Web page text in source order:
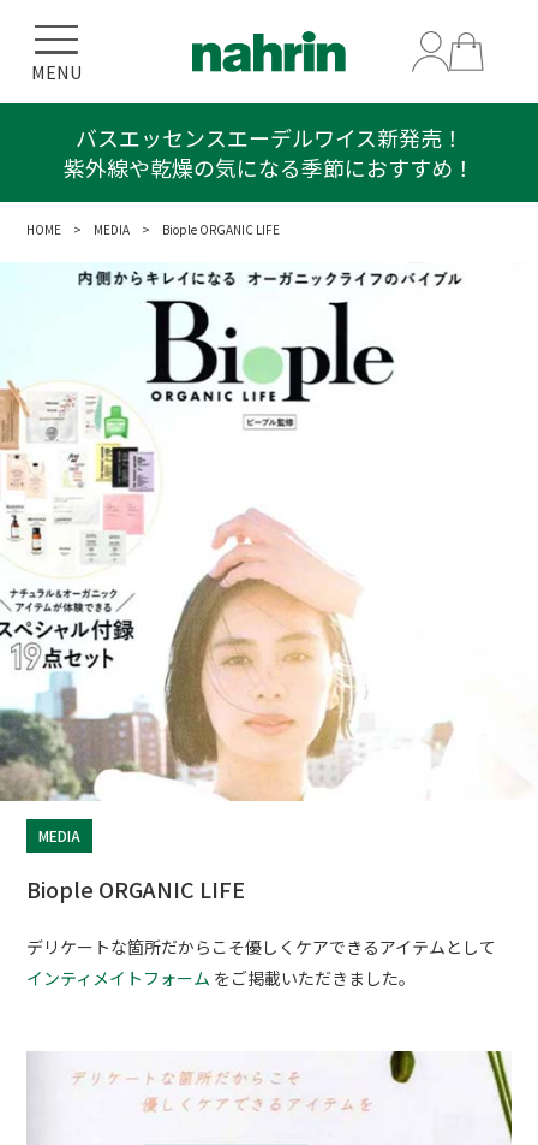
MENU
バスエッセンスエーデルワイス新発売！
紫外線や乾燥の気になる季節におすすめ！
HOME > MEDIA > Biople ORGANIC LIFE
MEDIA
Biople ORGANIC LIFE
デリケートな箇所だからこそ優しくケアできるアイテムとして
インティメイトフォーム をご掲載いただきました。